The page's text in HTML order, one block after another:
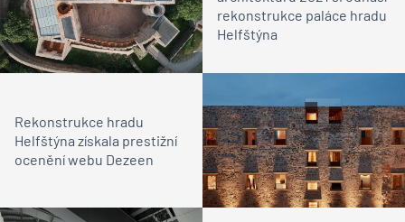
rekonstrukce paláce hradu
Helfštýna
Rekonstrukce hradu
Helfštýna získala prestižní
ocenění webu Dezeen